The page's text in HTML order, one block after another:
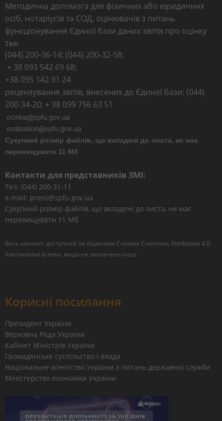
Методична допомога для фізичних або юридичних
осіб, нотаріусів та СОД, оцінювачів з питань
функціонування Єдиної бази даних звітів про оцінку
Тел:
(044) 200-36-14; (044) 200-32-58;
+ 38 093 542 69 68;
+38 095 142 91 24
рецензування звітів, внесених до Єдиної бази: (044)
200-34-20; + 38 099 756 63 51
Сукупний розмір файлів, що вкладені до листа, не має
перевищувати 11 Мб
Контакти для представників ЗМІ:
Тел: (044) 200-31-11
e-mail: press@spfu.gov.ua
Сукупний розмір файлів, що вкладені до листа, не має
перевищувати 11 Мб
Весь контент доступний за ліцензією Creative Commons Attribution 4.0
International license, якщо не зазначено інше
Корисні посилання
Президент України
Верховна Рада України
Кабінет Міністрів України
Громадянське суспільство і влада
Національне агентство України з питань державної служби
Міністерство економіки України